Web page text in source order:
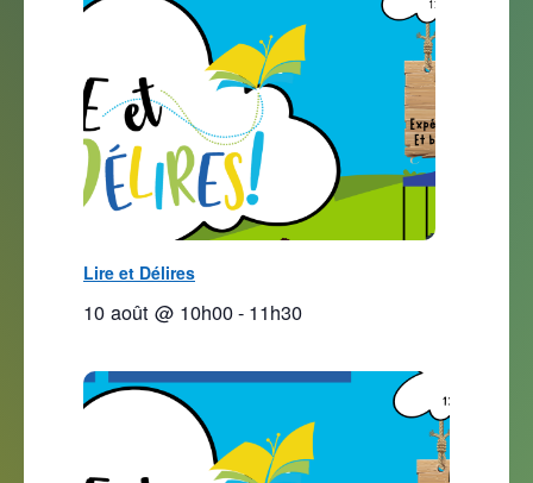
Lire et Délires
10 août @ 10h00- 11h30